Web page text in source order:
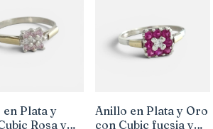
Plata y
Rosa y
Anillo en Plata y Oro
con Cubic fucsia y